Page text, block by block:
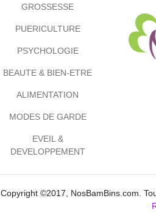
GROSSESSE
PUERICULTURE
PSYCHOLOGIE
BEAUTE & BIEN-ETRE
ALIMENTATION
MODES DE GARDE
EVEIL &
DEVELOPPEMENT
Copyright ©2017, NosBamBins.com.